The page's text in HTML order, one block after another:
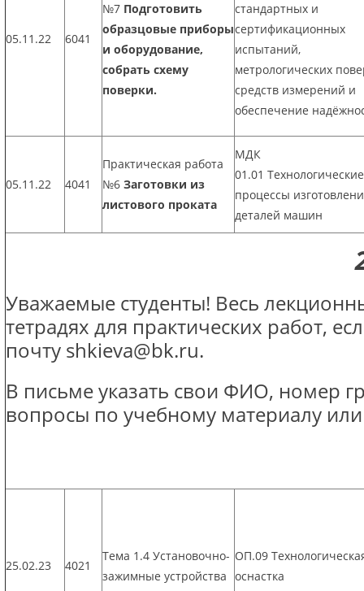
05.11.22 6041
№7 Подготовить
образцовые приборы
и оборудование,
собрать схему
поверки.
стандартных и
сертификационных
испытаний,
метрологических
средств измерений и
обеспечение
05.11.22 4041
Практическая работа
№6 Заготовки из
листового проката
МДК
01.01 Технологические
процессы
деталей машин
Уважаемые студенты! Весь
тетрадях для практических работ,
почту shkieva@bk.ru.
В письме указать свои ФИО, номер
вопросы по учебному материалу
25.02.23 4021
Тема 1.4 Установочно-
зажимные устройства
ОП.09
оснастка